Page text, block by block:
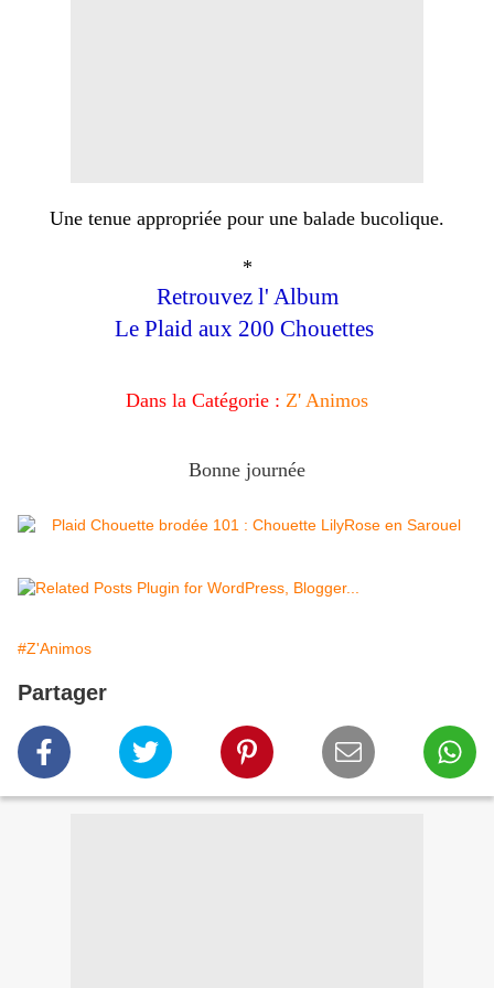
Une tenue appropriée pour une balade bucolique.
*
Retrouvez l' Album
Le Plaid aux 200 Chouettes
Dans la Catégorie : Z' Animos
Bonne journée
#Z'Animos
Partager